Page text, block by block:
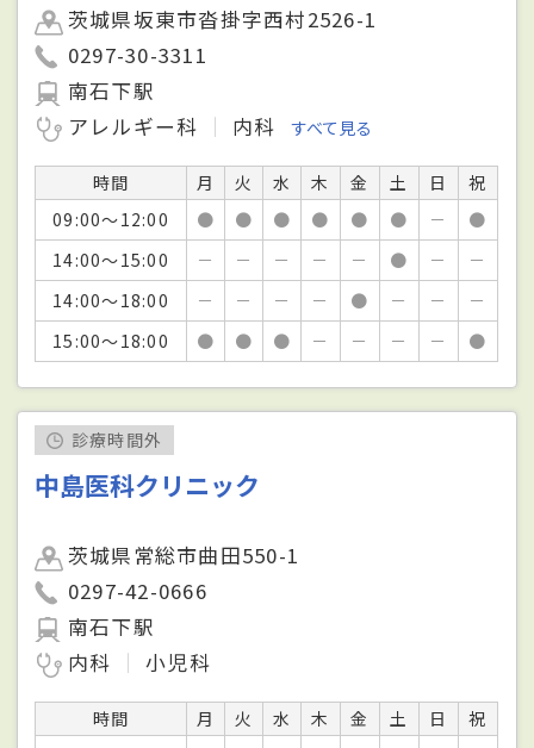
茨城県坂東市沓掛字西村2526-1
0297-30-3311
南石下駅
アレルギー科
内科 すべて見る
時間 月 火 水 木 金 土 日
祝
09:00～12:00
● ● ● ● ● ● －
●
14:00～15:00
－ － － － － ● －
－
14:00～18:00
－ － － － ● － －
－
15:00～18:00
● ● ● － － － － ●
診療時間外
中島医科クリニック
茨城県常総市曲田550-1
0297-42-0666
南石下駅
内科
小児科
時間 月 火 水 木 金 土 日
祝